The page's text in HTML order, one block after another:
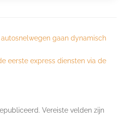
gaan dynamisch
eerste express diensten via de
Vereiste velden zijn